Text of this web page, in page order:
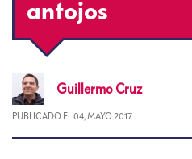
antojos
Guillermo Cruz
PUBLICADO EL 04, MAYO 2017